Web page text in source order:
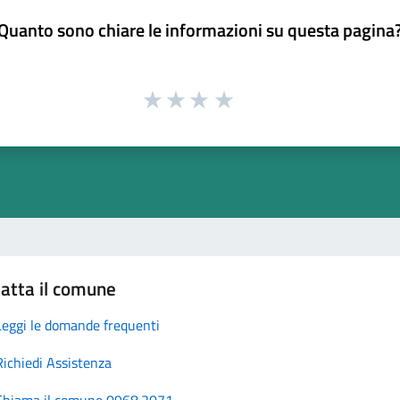
sono chiare le informazioni su questa
il comune
le domande frequenti
Assistenza